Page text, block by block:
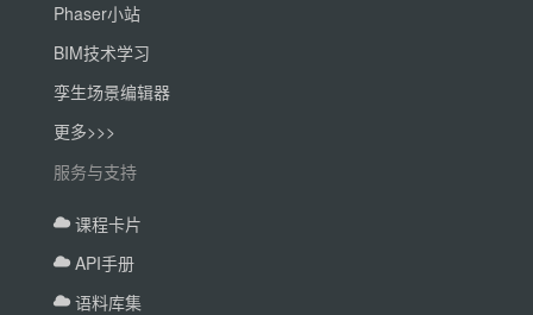
Phaser小站
BIM技术学习
孪生场景编辑器
更多>>>
服务与支持
课程卡片
API手册
语料库集